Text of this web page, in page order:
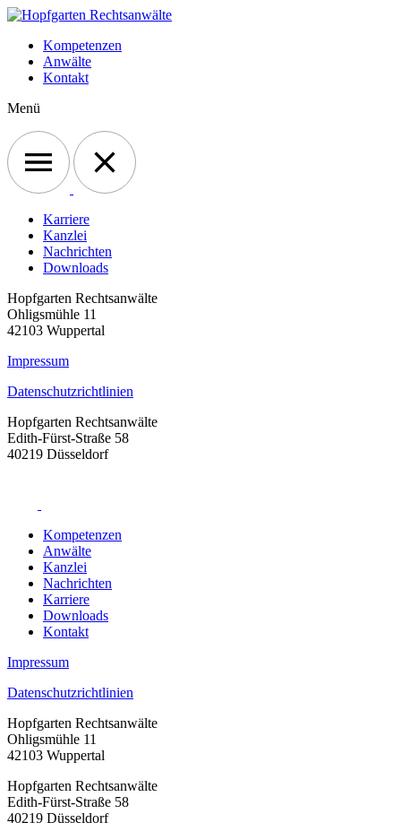
Kompetenzen
Anwälte
Kontakt
Menü
Karriere
Kanzlei
Nachrichten
Downloads
Hopfgarten Rechtsanwälte
Ohligsmühle 11
42103 Wuppertal
Impressum
Datenschutzrichtlinien
Hopfgarten Rechtsanwälte
Edith-Fürst-Straße 58
40219 Düsseldorf
Kompetenzen
Anwälte
Kanzlei
Nachrichten
Karriere
Downloads
Kontakt
Impressum
Datenschutzrichtlinien
Hopfgarten Rechtsanwälte
Ohligsmühle 11
42103 Wuppertal
Hopfgarten Rechtsanwälte
Edith-Fürst-Straße 58
40219 Düsseldorf